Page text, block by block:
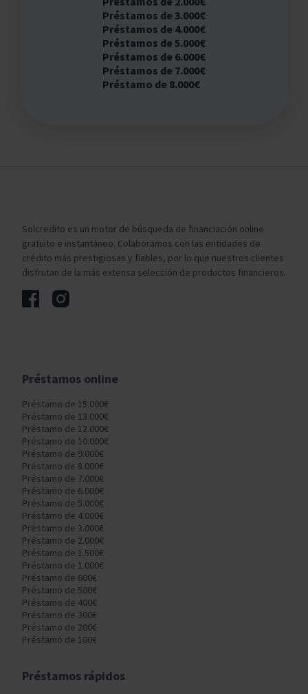
Préstamos de 3.000€
Préstamos de 4.000€
Préstamos de 5.000€
Préstamos de 6.000€
Préstamos de 7.000€
Préstamo de 8.000€
Solcredito es un motor de búsqueda de financiación online
gratuito e instantáneo. Colaboramos con las entidades de
crédito más prestigiosas y fiables, por lo que nuestros clientes
disfrutan de la más extensa selección de productos financieros.
Préstamos online
Préstamo de 15.000€
Préstamo de 13.000€
Préstamo de 12.000€
Préstamo de 10.000€
Préstamo de 9.000€
Préstamo de 8.000€
Préstamo de 7.000€
Préstamo de 6.000€
Préstamo de 5.000€
Préstamo de 4.000€
Préstamo de 3.000€
Préstamo de 2.000€
Préstamo de 1.500€
Préstamo de 1.000€
Préstamo de 600€
Préstamo de 500€
Préstamo de 400€
Préstamo de 300€
Préstamo de 200€
Préstamo de 100€
Préstamos rápidos